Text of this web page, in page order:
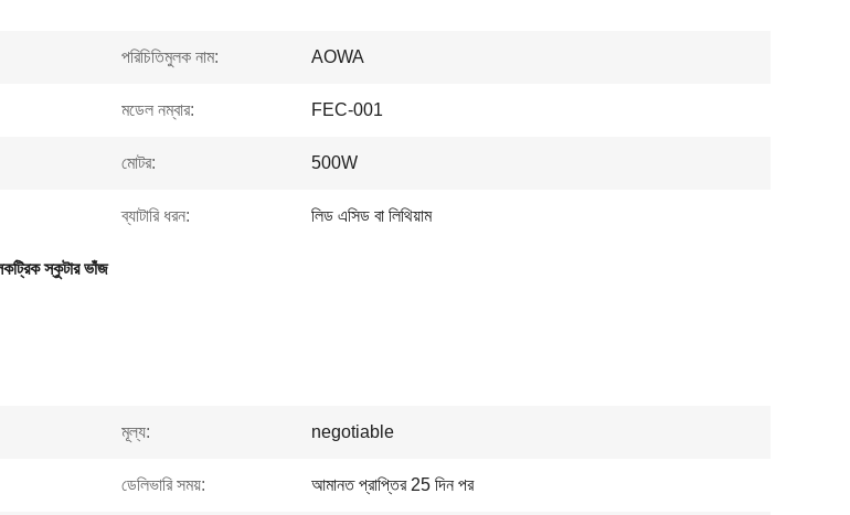
পরিচিতিমুলক নাম: AOWA
মডেল নম্বার: FEC-001
মোটর: 500W
ব্যাটারি ধরন: লিড এসিড বা লিথিয়াম
স্কুটার ভাঁজ
মূল্য: negotiable
ডেলিভারি সময়: আমানত প্রাপ্তির 25 দিন পর